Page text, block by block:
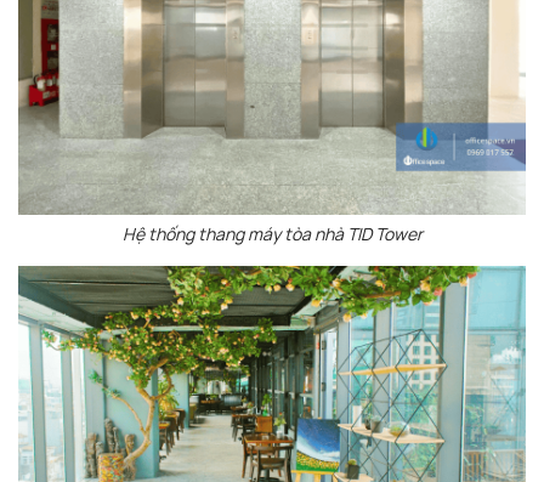
Hệ thống thang máy tòa nhà TID Tower